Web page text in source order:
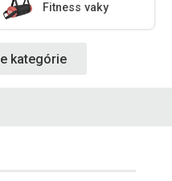
Fitness vaky
kategórie